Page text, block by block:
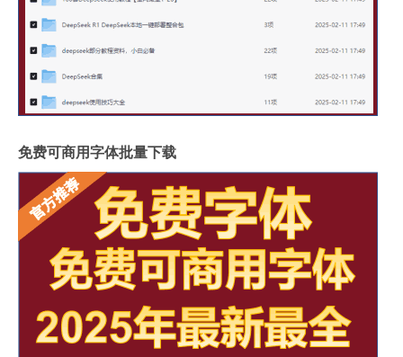
免费可商用字体批量下载